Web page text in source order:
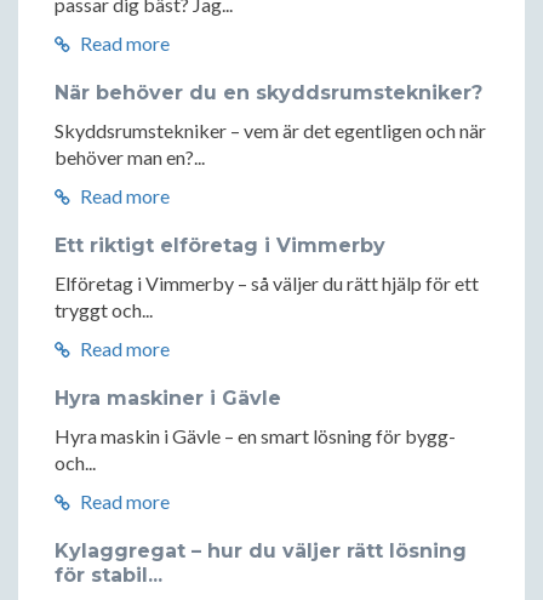
passar dig bäst? Jag...
Read more
När behöver du en skyddsrumstekniker?
Skyddsrumstekniker – vem är det egentligen och när
behöver man en?...
Read more
Ett riktigt elföretag i Vimmerby
Elföretag i Vimmerby – så väljer du rätt hjälp för ett
tryggt och...
Read more
Hyra maskiner i Gävle
Hyra maskin i Gävle – en smart lösning för bygg-
och...
Read more
Kylaggregat – hur du väljer rätt lösning
för stabil...